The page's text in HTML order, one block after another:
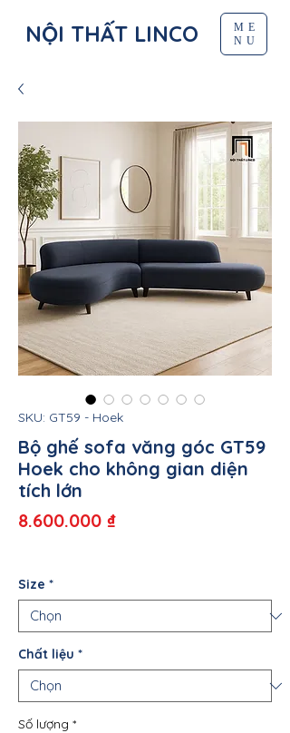
NỘI THẤT LINCO
ME
NU
SKU: GT59 - Hoek
Bộ ghế sofa văng góc GT59
Hoek cho không gian diện
tích lớn
8.600.000 ₫Giá
Size *
Chất liệu *
Số lượng *